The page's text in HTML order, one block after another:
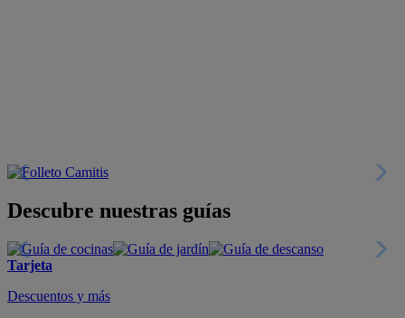
Descubre nuestras guías
Tarjeta
Descuentos y más